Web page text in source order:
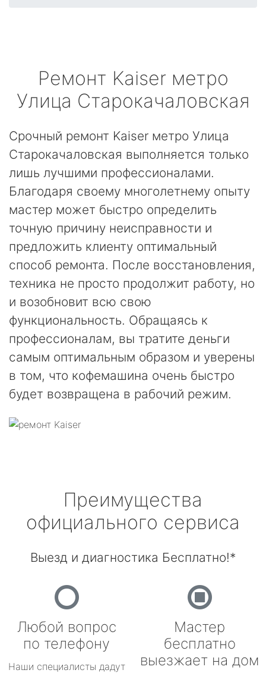
Ремонт Kaiser метро
Улица Старокачаловская
Срочный ремонт Kaiser метро Улица
Старокачаловская выполняется только
лишь лучшими профессионалами.
Благодаря своему многолетнему опыту
мастер может быстро определить
точную причину неисправности и
предложить клиенту оптимальный
способ ремонта. После восстановления,
техника не просто продолжит работу, но
и возобновит всю свою
функциональность. Обращаясь к
профессионалам, вы тратите деньги
самым оптимальным образом и уверены
в том, что кофемашина очень быстро
будет возвращена в рабочий режим.
Преимущества
официального сервиса
Выезд и диагностика Бесплатно!*
Любой вопрос
по телефону
Наши специалисты дадут
Мастер
бесплатно
выезжает на дом